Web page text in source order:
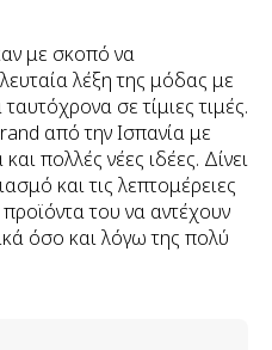
με σκοπό να
λέξη της μόδας με
σε τίμιες τιμές.
από την Ισπανία με
πολλές νέες ιδέες. Δίνει
και τις λεπτομέρειες
του να αντέχουν
όσο και λόγω της πολύ